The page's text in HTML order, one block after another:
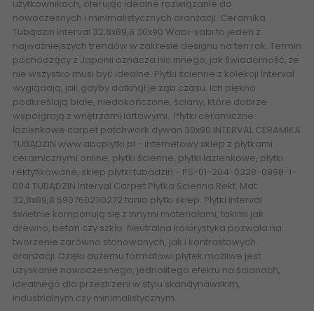
użytkownikach, oferując idealne rozwiązanie do
nowoczesnych i minimalistycznych aranżacji. Ceramika
Tubądzin Interval 32,8x89,8 30x90 Wabi-sabi to jeden z
najważniejszych trendów w zakresie designu na ten rok. Termin
pochodzący z Japonii oznacza nic innego, jak świadomość, że
nie wszystko musi być idealne. Płytki ścienne z kolekcji Interval
wyglądają, jak gdyby dotknął je ząb czasu. Ich piękno
podkreślają białe, niedokończone, ściany, które dobrze
współgrają z wnętrzami loftowymi. Płytki ceramiczne
łazienkowe carpet patchwork dywan 30x90 INTERVAL CERAMIKA
TUBĄDZIN www.abcplytki.pl - internetowy sklep z płytkami
ceramicznymi online, płytki ścienne, płytki łazienkowe, płytki
rektyfikowane, sklep płytki tubadzin - PS-01-204-0328-0898-1-
004 TUBĄDZIN Interval Carpet Płytka Ścienna Rekt. Mat.
32,8x89,8 5907602110272 tanio płytki sklep. Płytki Interval
świetnie komponują się z innymi materiałami, takimi jak
drewno, beton czy szkło. Neutralna kolorystyka pozwala na
tworzenie zarówno stonowanych, jak i kontrastowych
aranżacji. Dzięki dużemu formatowi płytek możliwe jest
uzyskanie nowoczesnego, jednolitego efektu na ścianach,
idealnego dla przestrzeni w stylu skandynawskim,
industrialnym czy minimalistycznym.